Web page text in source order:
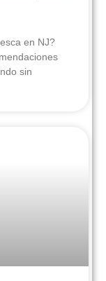
en NJ?
sin